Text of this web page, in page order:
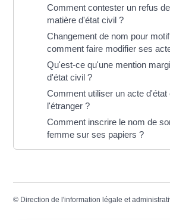
Comment contester un refus
matière d'état civil ?
Changement de nom pour
comment faire modifier ses
Qu'est-ce qu'une mention
d'état civil ?
Comment utiliser un acte
l'étranger ?
Comment inscrire le nom de
femme sur ses papiers ?
© Direction de l'information légale et